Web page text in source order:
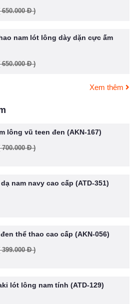
650.000 Đ )
nam lót lông dày dặn cực ấm
650.000 Đ )
Xem thêm
lông vũ teen đen (AKN-167)
700.000 Đ )
nam navy cao cấp (ATD-351)
thể thao cao cấp (AKN-056)
399.000 Đ )
lót lông nam tính (ATD-129)